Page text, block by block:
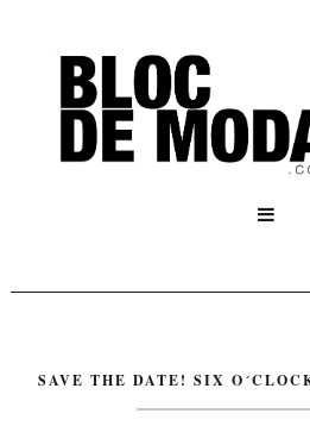

SAVE THE DATE! SIX